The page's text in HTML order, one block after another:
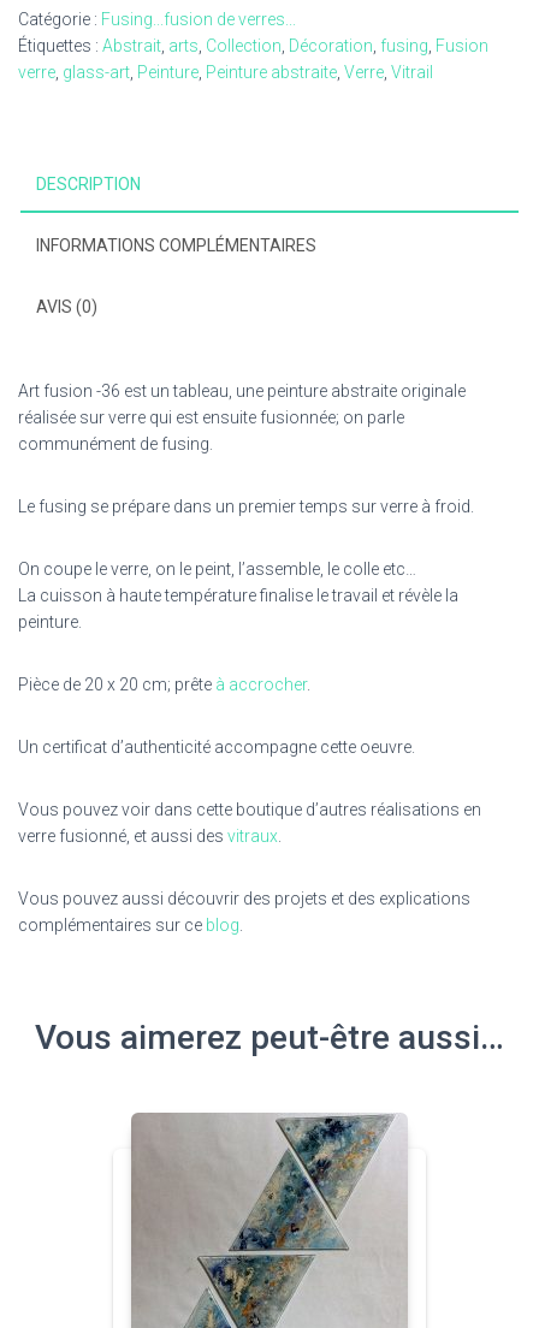
Art
fusion
-36
Catégorie : Fusing...fusion de verres...
Étiquettes : Abstrait arts Collection Décoration fusing Fusion
verre glass-art Peinture Peinture abstraite Verre Vitrail
DESCRIPTION
INFORMATIONS COMPLÉMENTAIRES
AVIS (0)
Art fusion -36 est un tableau, une peinture abstraite originale
réalisée sur verre qui est ensuite fusionnée; on parle
communément de fusing.
Le fusing se prépare dans un premier temps sur verre à froid.
On coupe le verre, on le peint, l’assemble, le colle etc…
La cuisson à haute température finalise le travail et révèle la
peinture.
Pièce de 20 x 20 cm; prête à accrocher.
Un certificat d’authenticité accompagne cette oeuvre.
Vous pouvez voir dans cette boutique d’autres réalisations en
verre fusionné, et aussi des vitraux
Vous pouvez aussi découvrir des projets et des explications
complémentaires sur ce blog
Vous aimerez peut-être aussi…